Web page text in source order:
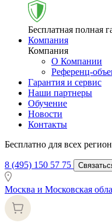
Бесплатная полная
Компания
Компания
О Компании
Референц-
Гарантия и сервис
Наши партнеры
Обучение
Новости
Контакты
Бесплатно для всех
8 (495) 150 57 75
Москва и Московская